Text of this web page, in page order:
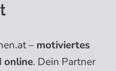
– motiviertes
online. Dein Partner